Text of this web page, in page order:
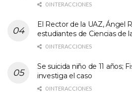
0 INTERACCIONES
El Rector de la UAZ, Ángel
estudiantes de Ciencias de
0 INTERACCIONES
Se suicida niño de 11 años;
investiga el caso
0 INTERACCIONES